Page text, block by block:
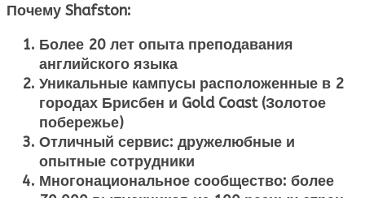
Почему Shafston:
Более 20 лет опыта преподавания
английского языка
Уникальные кампусы расположенные в 2
городах Брисбен и Gold Coast (Золотое
побережье)
Отличный сервис: дружелюбные и
опытные сотрудники
Многонациональное сообщество: более